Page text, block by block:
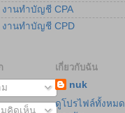
งานทำบัญชี CPA
งานทำบัญชี CPD
คิดเห็น
เกี่ยวกับฉัน
nuk
ดูโปรไฟล์ทั้งหมด